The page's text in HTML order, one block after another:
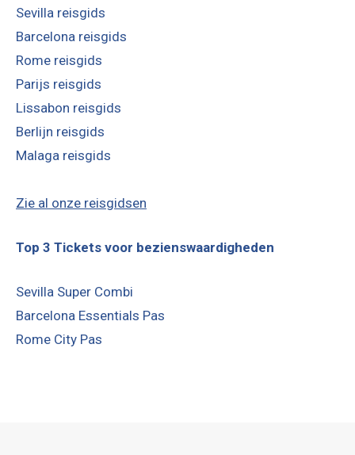
Sevilla reisgids
Barcelona reisgids
Rome reisgids
Parijs reisgids
Lissabon reisgids
Berlijn reisgids
Malaga reisgids
Zie al onze reisgidsen
Top 3 Tickets voor bezienswaardigheden
Sevilla Super Combi
Barcelona Essentials Pas
Rome City Pas